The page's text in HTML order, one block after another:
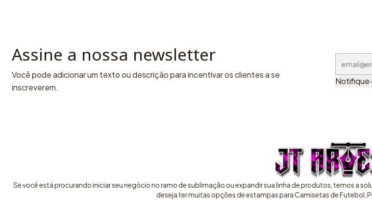
Assine a nossa newsletter
Você pode adicionar um texto ou descrição para incentivar os clientes a se
inscreverem.
Se você está procurando iniciar seu negócio no ramo de sublimação ou expandir sua linha de produtos, temos a
deseja ter muitas opções de estampas para Camisetas de Futebol,